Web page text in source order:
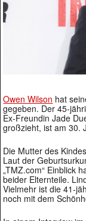
Owen Wilson hat
gegeben. Der 45-
Ex-Freundin Jade
großzieht, ist am 30.
Die Mutter des
Laut der
„TMZ.com“ Einblick
beider Elternteile.
Vielmehr ist die 41-
noch mit dem